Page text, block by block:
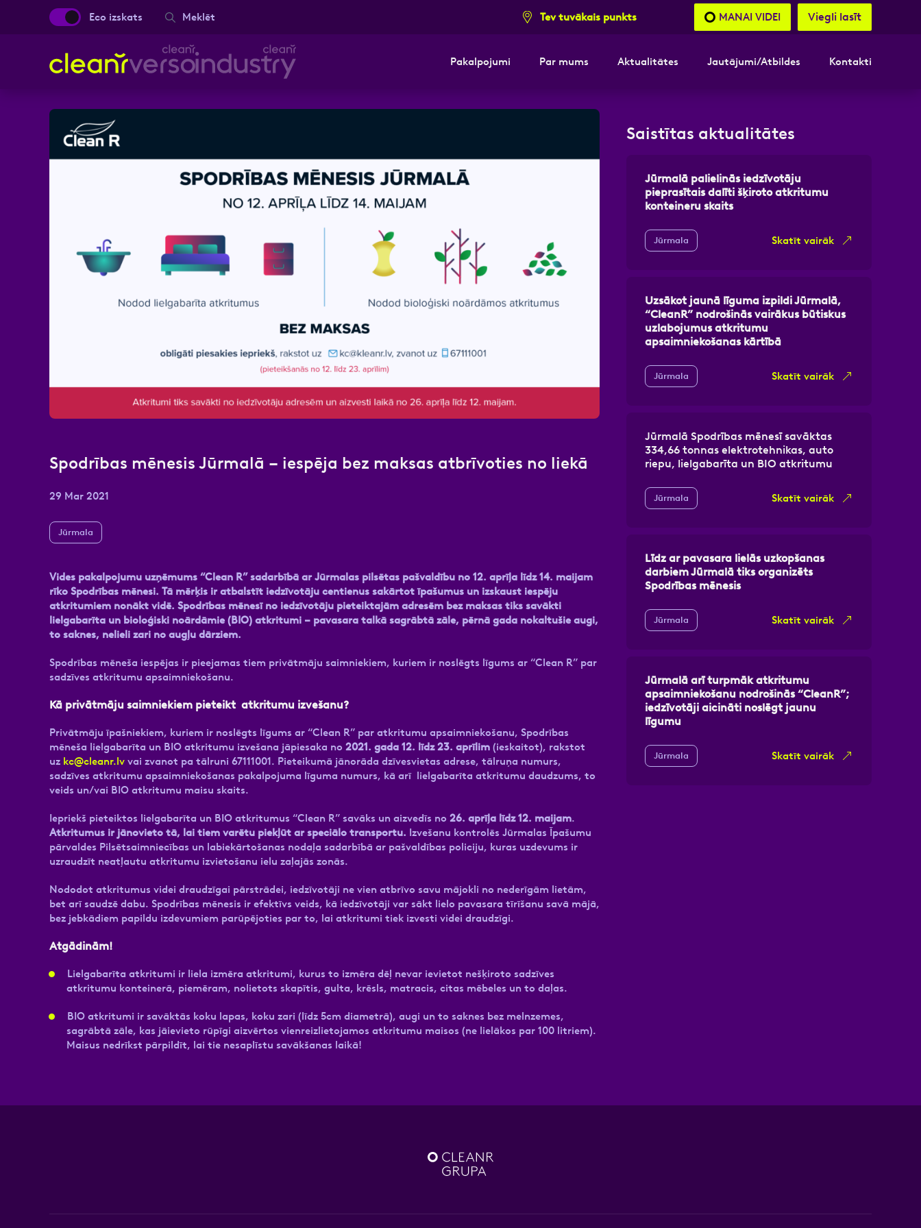
Eco izskats Meklēt Tev tuvākais punkts MANAI VIDEI Viegli lasīt
Pakalpojumi Par mums Aktualitātes Jautājumi/Atbildes Kontakti
Spodrības mēnesis Jūrmalā – iespēja bez maksas atbrīvoties no liekā
29 Mar 2021
Jūrmala
Vides pakalpojumu uzņēmums “Clean R” sadarbībā ar Jūrmalas pilsētas pašvaldību no 12. aprīļa līdz 14. maijam
rīko Spodrības mēnesi. Tā mērķis ir atbalstīt iedzīvotāju centienus sakārtot īpašumus un izskaust iespēju
atkritumiem nonākt vidē. Spodrības mēnesī no iedzīvotāju pieteiktajām adresēm bez maksas tiks savākti
lielgabarīta un bioloģiski noārdāmie (BIO) atkritumi – pavasara talkā sagrābtā zāle, pērnā gada nokaltušie augi,
to saknes, nelieli zari no augļu dārziem.
Spodrības mēneša iespējas ir pieejamas tiem privātmāju saimniekiem, kuriem ir noslēgts līgums ar “Clean R” par
sadzīves atkritumu apsaimniekošanu.
Kā privātmāju saimniekiem pieteikt atkritumu izvešanu?
Privātmāju īpašniekiem, kuriem ir noslēgts līgums ar “Clean R” par atkritumu apsaimniekošanu, Spodrības
mēneša lielgabarīta un BIO atkritumu izvešana jāpiesaka no 2021. gada 12. līdz 23. aprīlim (ieskaitot), rakstot
uz kc@cleanr.lv vai zvanot pa tālruni 67111001. Pieteikumā jānorāda dzīvesvietas adrese, tālruņa numurs,
sadzīves atkritumu apsaimniekošanas pakalpojuma līguma numurs, kā arī lielgabarīta atkritumu daudzums, to
veids un/vai BIO atkritumu maisu skaits.
Iepriekš pieteiktos lielgabarīta un BIO atkritumus “Clean R” savāks un aizvedīs no 26. aprīļa līdz 12. maijam.
Atkritumus ir jānovieto tā, lai tiem varētu piekļūt ar speciālo transportu. Izvešanu kontrolēs Jūrmalas Īpašumu
pārvaldes Pilsētsaimniecības un labiekārtošanas nodaļa sadarbībā ar pašvaldības policiju, kuras uzdevums ir
uzraudzīt neatļautu atkritumu izvietošanu ielu zaļajās zonās.
Nododot atkritumus videi draudzīgai pārstrādei, iedzīvotāji ne vien atbrīvo savu mājokli no nederīgām lietām,
bet arī saudzē dabu. Spodrības mēnesis ir efektīvs veids, kā iedzīvotāji var sākt lielo pavasara tīrīšanu savā mājā,
bez jebkādiem papildu izdevumiem parūpējoties par to, lai atkritumi tiek izvesti videi draudzīgi.
Atgādinām!
Lielgabarīta atkritumi ir liela izmēra atkritumi, kurus to izmēra dēļ nevar ievietot nešķiroto sadzīves
atkritumu konteinerā, piemēram, nolietots skapītis, gulta, krēsls, matracis, citas mēbeles un to daļas.
BIO atkritumi ir savāktās koku lapas, koku zari (līdz 5cm diametrā), augi un to saknes bez melnzemes,
sagrābtā zāle, kas jāievieto rūpīgi aizvērtos vienreizlietojamos atkritumu maisos (ne lielākos par 100 litriem).
Maisus nedrīkst pārpildīt, lai tie nesaplīstu savākšanas laikā!
Saistītas aktualitātes
Jūrmalā palielinās iedzīvotāju
pieprasītais dalīti šķiroto atkritumu
konteineru skaits
Jūrmala Skatīt vairāk
Uzsākot jaunā līguma izpildi Jūrmalā,
“CleanR” nodrošinās vairākus būtiskus
uzlabojumus atkritumu
apsaimniekošanas kārtībā
Jūrmala Skatīt vairāk
Jūrmalā Spodrības mēnesī savāktas
334,66 tonnas elektrotehnikas, auto
riepu, lielgabarīta un BIO atkritumu
Jūrmala Skatīt vairāk
Līdz ar pavasara lielās uzkopšanas
darbiem Jūrmalā tiks organizēts
Spodrības mēnesis
Jūrmala Skatīt vairāk
Jūrmalā arī turpmāk atkritumu
apsaimniekošanu nodrošinās “CleanR”;
iedzīvotāji aicināti noslēgt jaunu
līgumu
Jūrmala Skatīt vairāk
Vārds, Uzvārds Kontakttālrunis